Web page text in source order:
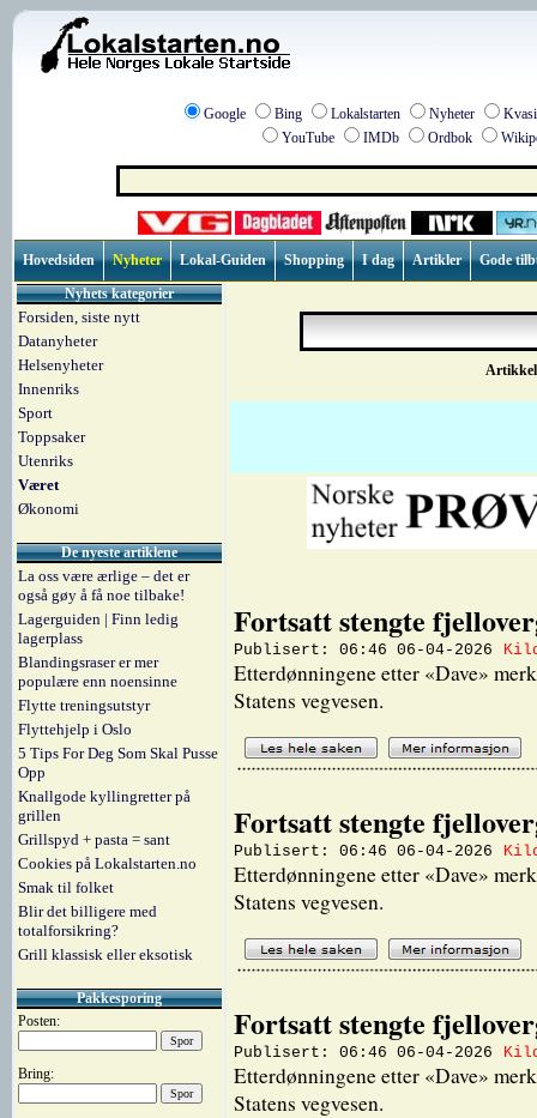
Google Bing Lokalstarten Nyheter
YouTube
IMDb Ordbok
Hovedsiden Nyheter Lokal-Guiden Shopping I dag Artikler
Gode
Nyhets kategorier
Forsiden, siste nytt
Datanyheter
Helsenyheter
Innenriks
Sport
Toppsaker
Utenriks
Været
Økonomi
De nyeste artiklene
La oss være ærlige – det er
også gøy å få noe tilbake!
Lagerguiden | Finn ledig
lagerplass
Blandingsraser er mer
populære enn noensinne
Flytte treningsutstyr
Flyttehjelp i Oslo
5 Tips For Deg Som Skal Pusse
Opp
Knallgode kyllingretter på
grillen
Grillspyd + pasta = sant
Cookies på Lokalstarten.no
Smak til folket
Blir det billigere med
totalforsikring?
Grill klassisk eller eksotisk
Pakkesporing
Posten:
Bring:
Fortsatt stengte
Publisert: 06:46 06-04-2026
Etterdønningene etter «Dave»
Statens vegvesen.
Fortsatt stengte
Publisert: 06:46 06-04-2026
Etterdønningene etter «Dave»
Statens vegvesen.
Fortsatt stengte
Publisert: 06:46 06-04-2026
Etterdønningene etter «Dave»
Statens vegvesen.